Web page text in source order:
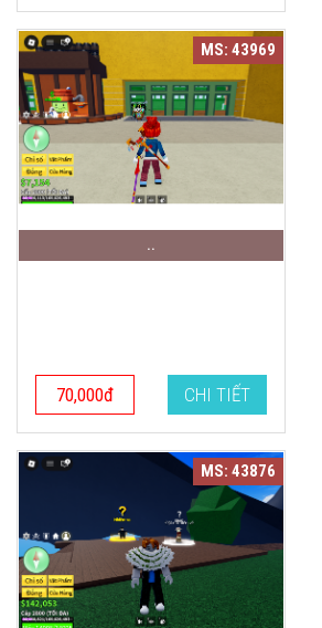
MS: 43969
..
70,000đ CHI TIẾT
MS: 43876